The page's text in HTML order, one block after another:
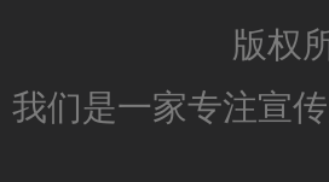
版权
我们是一家专注宣